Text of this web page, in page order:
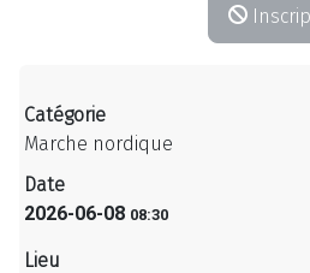
Catégorie
Marche nordique
Date
2026-06-08 08:30
Lieu